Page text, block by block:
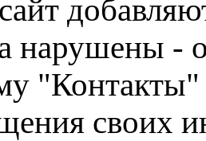
нарушены -
"Контакты"
своих